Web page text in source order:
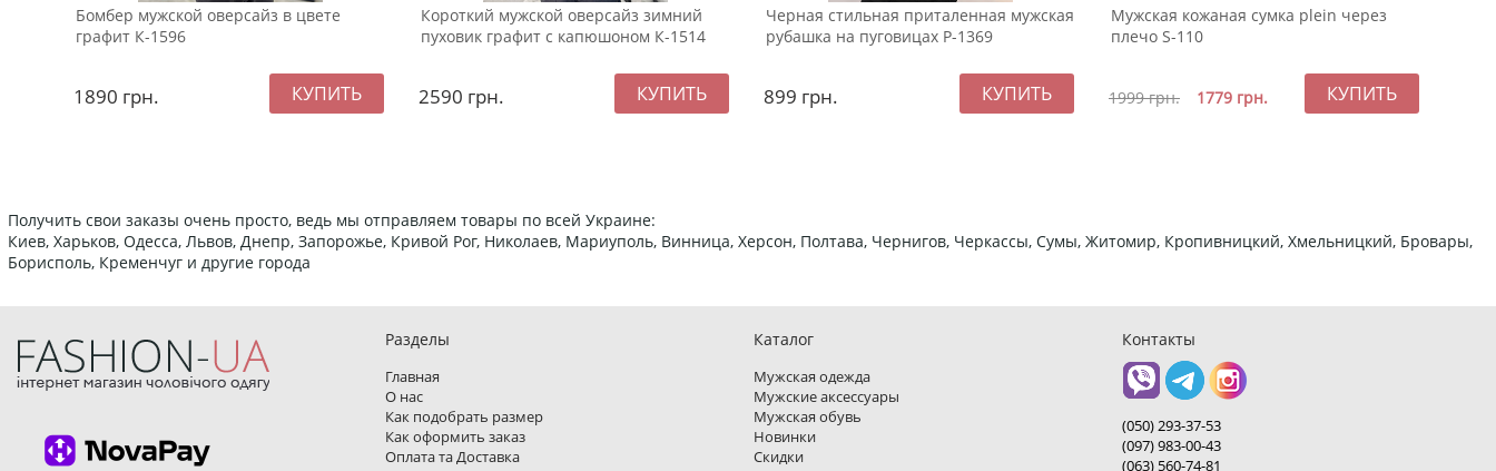
Бомбер мужской оверсайз в цвете
графит К-1596
1890 грн.
Короткий мужской оверсайз зимний
пуховик графит с капюшоном К-1514
2590 грн.
Черная стильная приталенная мужская
рубашка на пуговицах Р-1369
899 грн.
Мужская кожаная сумка plein через
плечо S-110
1999грн. 1779 грн.
Получить свои заказы очень просто, ведь мы отправляем товары по всей Украине:
Киев, Харьков, Одесса, Львов, Днепр, Запорожье, Кривой Рог, Николаев, Мариуполь, Винница, Херсон, Полтава, Чернигов, Черкассы, Сумы, Житомир, Кропивницкий, Хмельницкий, Бровары,
Борисполь, Кременчуг и другие города
Разделы
Главная
О нас
Как подобрать размер
Как оформить заказ
Оплата та Доставка
Каталог
Мужская одежда
Мужские аксессуары
Мужская обувь
Новинки
Скидки
Контакты
(050) 293-37-53
(097) 983-00-43
(063) 560-74-81